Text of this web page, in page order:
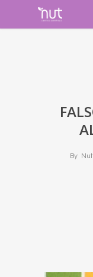
content
By Nut